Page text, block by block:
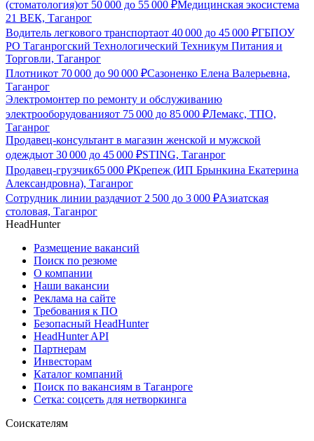
(стоматология)от 50 000 до 55 000 ₽Медицинская экосистема
21 ВЕК, Таганрог
Водитель легкового транспортаот 40 000 до 45 000 ₽ГБПОУ
РО Таганрогский Технологический Техникум Питания и
Торговли, Таганрог
Плотникот 70 000 до 90 000 ₽Сазоненко Елена Валерьевна,
Таганрог
Электромонтер по ремонту и обслуживанию
электрооборудованияот 75 000 до 85 000 ₽Лемакс, ТПО,
Таганрог
Продавец-консультант в магазин женской и мужской
одеждыот 30 000 до 45 000 ₽STING, Таганрог
Продавец-грузчик65 000 ₽Крепеж (ИП Брынкина Екатерина
Александровна), Таганрог
Сотрудник линии раздачиот 2 500 до 3 000 ₽Азиатская
столовая, Таганрог
HeadHunter
Размещение вакансий
Поиск по резюме
О компании
Наши вакансии
Реклама на сайте
Требования к ПО
Безопасный HeadHunter
HeadHunter API
Партнерам
Инвесторам
Каталог компаний
Поиск по вакансиям в Таганроге
Сетка: соцсеть для нетворкинга
Соискателям